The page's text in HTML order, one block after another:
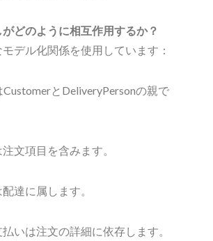
どのように相互作用するか？
デル化関係を使用しています：
とDeliveryPersonの親で
文項目を含みます。
達に属します。
いは注文の詳細に依存します。